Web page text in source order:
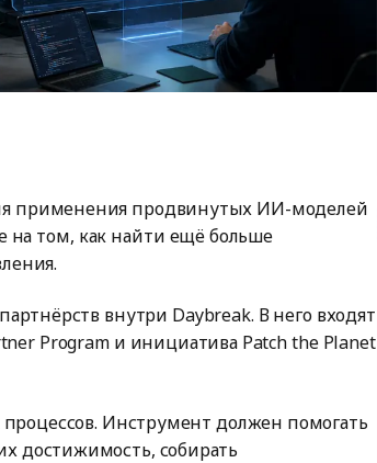
применения продвинутых ИИ-моделей
на том, как найти ещё больше
внутри Daybreak. В него входят
Program и инициатива Patch the Planet
Инструмент должен помогать
достижимость, собирать